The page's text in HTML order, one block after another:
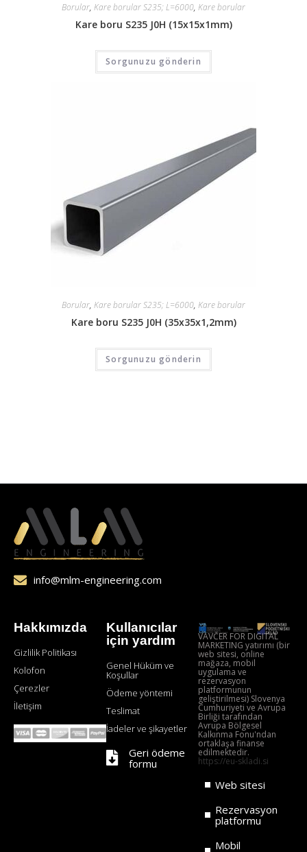
Borular, Kare borular S235; L=6000, Kare borular
Kare boru S235 J0H (15x15x1mm)
Sorgunuzu gönderin
Borular, Kare borular S235; L=6000, Kare borular
Kare boru S235 J0H (35x35x1,2mm)
Sorgunuzu gönderin
info@mlm-engineering.com
Hakkımızda
Gizlilik Politikası
Kolofon
Çerezler
İletişim
Kullanıcılar
için yardım
Genel Hüküm ve
Koşullar
Ödeme yöntemi
Teslimat
İadeler ve şikayetler
Geri ödeme
formu
VAVČER FOR DIGITAL
MARKETING yatırımı (bir
web sitesi, online
mağaza, mobil
uygulama ve
rezervasyon
platformunun
geliştirilmesi) Slovenya
Cumhuriyeti ve Avrupa
Birliği tarafından
Avrupa Bölgesel
Kalkınma Fonu'ndan
ortaklaşa finanse
edilmektedir.
https://eu-skladi.si
Web sitesi
Rezervasyon
platformu
Mobil